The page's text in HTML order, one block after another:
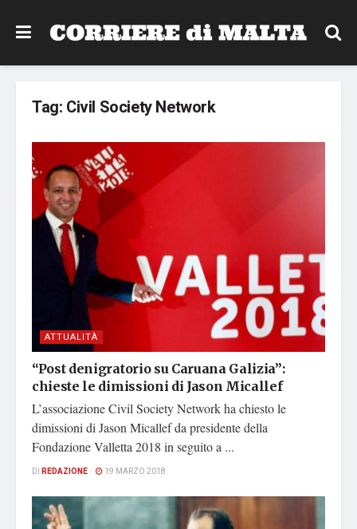
Tag: Civil Society Network
ATTUALITÀ
“Post denigratorio su Caruana Galizia”:
chieste le dimissioni di Jason Micallef
L’associazione Civil Society Network ha chiesto le
dimissioni di Jason Micallef da presidente della
Fondazione Valletta 2018 in seguito a ...
DI REDAZIONE 19 MARZO 2018